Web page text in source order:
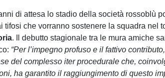
di attesa lo stadio della società rossoblù
tifosi che vorranno sostenere la squadra nel
. Il debutto stagionale tra le mura amiche
“Per l’impegno profuso e il fattivo
del complesso iter procedurale che,
ha garantito il raggiungimento di questo